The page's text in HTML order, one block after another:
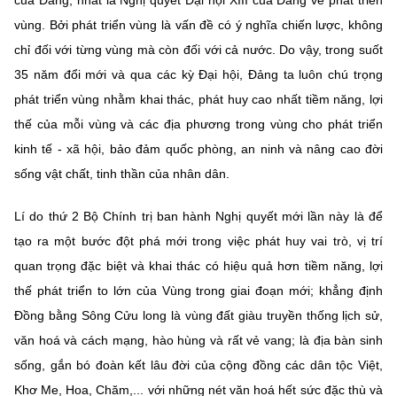
vùng. Bởi phát triển vùng là vấn đề có ý nghĩa chiến lược, không
chỉ đối với từng vùng mà còn đối với cả nước. Do vậy, trong suốt
35 năm đổi mới và qua các kỳ Đại hội, Đảng ta luôn chú trọng
phát triển vùng nhằm khai thác, phát huy cao nhất tiềm năng, lợi
thế của mỗi vùng và các địa phương trong vùng cho phát triển
kinh tế - xã hội, bảo đảm quốc phòng, an ninh và nâng cao đời
sống vật chất, tinh thần của nhân dân.
Lí do thứ 2 Bộ Chính trị ban hành Nghị quyết mới lần này là để
tạo ra một bước đột phá mới trong việc phát huy vai trò, vị trí
quan trọng đặc biệt và khai thác có hiệu quả hơn tiềm năng, lợi
thế phát triển to lớn của Vùng trong giai đoạn mới; khẳng định
Đồng bằng Sông Cửu long là vùng đất giàu truyền thống lịch sử,
văn hoá và cách mạng, hào hùng và rất vẻ vang; là địa bàn sinh
sống, gắn bó đoàn kết lâu đời của cộng đồng các dân tộc Việt,
Khơ Me, Hoa, Chăm,... với những nét văn hoá hết sức đặc thù và